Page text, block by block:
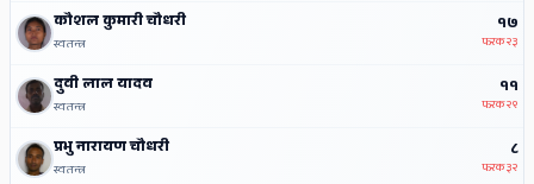
कौशल कुमारी चौधरी
स्वतन्त्र
१७
फरक२३
दुवी लाल यादव
स्वतन्त्र
११
फरक२९
प्रभु नारायण चौधरी
स्वतन्त्र
८
फरक३२